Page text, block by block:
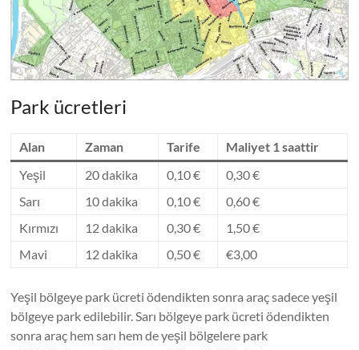
Park ücretleri
Alan Zaman Tarife
Maliyet 1 saattir
Yeşil
20 dakika 0,10 €
0,30 €
Sarı
10 dakika 0,10 €
0,60 €
Kırmızı
12 dakika 0,30 €
1,50 €
Mavi
12 dakika 0,50 € €3,00
Yeşil bölgeye park ücreti ödendikten sonra araç sadece yeşil
bölgeye park edilebilir. Sarı bölgeye park ücreti ödendikten
sonra araç hem sarı hem de yeşil bölgelere park